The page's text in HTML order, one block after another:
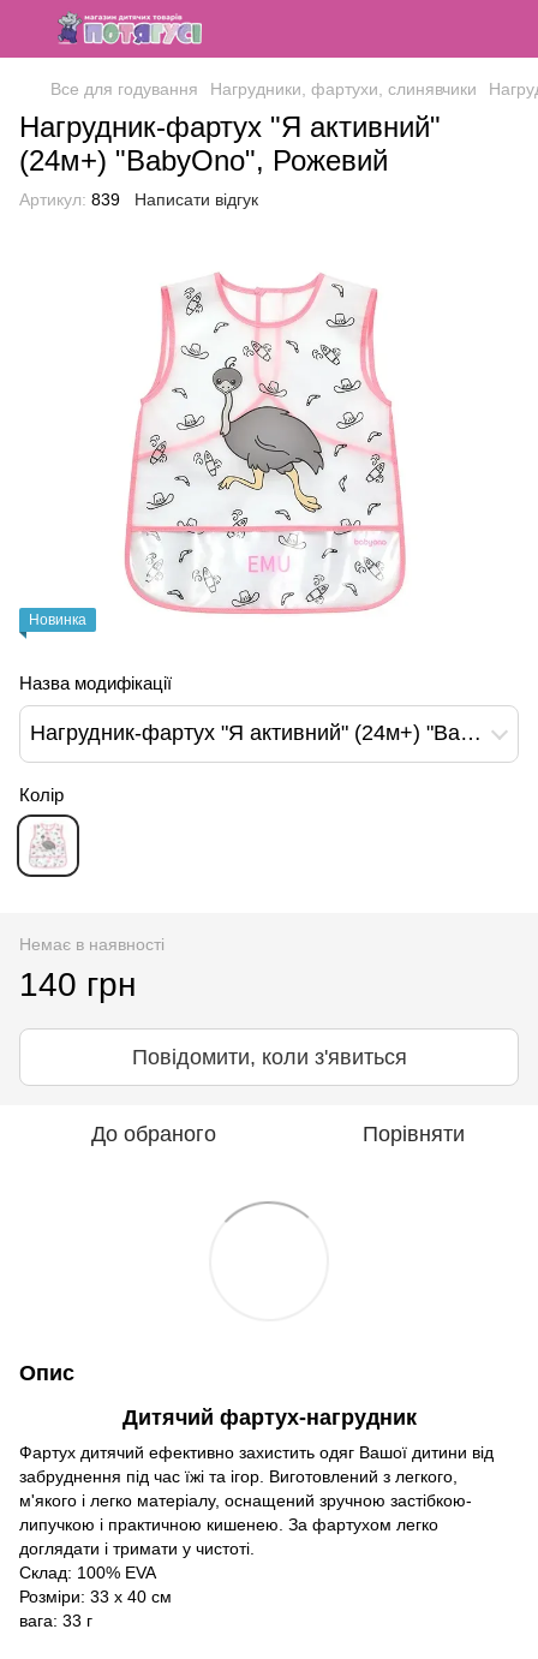
Все для годування Нагрудники, фартухи, слинявчики
Нагрудник-фартух "Я активний"
(24м+) "BabyOno", Рожевий
Артикул: 839 Написати відгук
Новинка
Назва модифікації
Нагрудник-фартух "Я активний" (24м+) "BabyOno", Рожевий
Колір
Немає в наявності
140 грн
Повідомити, коли з'явиться
До обраного Порівняти
Опис
Дитячий фартух-нагрудник
Фартух дитячий ефективно захистить одяг Вашої дитини від
забруднення під час їжі та ігор. Виготовлений з легкого,
м'якого і легко матеріалу, оснащений зручною застібкою-
липучкою і практичною кишенею. За фартухом легко
доглядати і тримати у чистоті.
Склад: 100% EVA
Розміри: 33 x 40 см
вага: 33 г